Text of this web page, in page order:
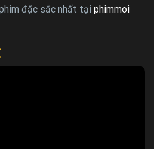
đặc sắc nhất tại phimmoi